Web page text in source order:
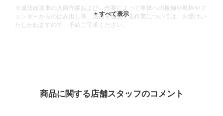
※違法改造車の入庫作業および、作業によって車体への接触や車枠やフ
ェンダーからのはみ出し等、法規を逸脱する作業については、お受けい
たしかねますので、予めご了承ください。
商品に関する店舗スタッフのコメント